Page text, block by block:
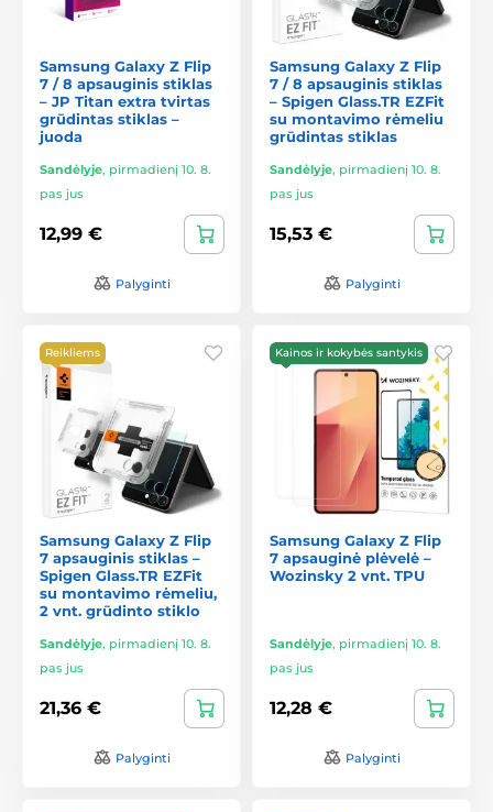
Samsung Galaxy Z Flip
7 / 8 apsauginis stiklas
– JP Titan extra tvirtas
grūdintas stiklas –
juoda
Sandėlyje, pirmadienį 10. 8.
pas jus
12,99 €
Palyginti
Samsung Galaxy Z Flip
7 / 8 apsauginis stiklas
– Spigen Glass.TR EZFit
su montavimo rėmeliu
grūdintas stiklas
Sandėlyje, pirmadienį 10. 8.
pas jus
15,53 €
Palyginti
Reikliems
Samsung Galaxy Z Flip
7 apsauginis stiklas –
Spigen Glass.TR EZFit
su montavimo rėmeliu,
2 vnt. grūdinto stiklo
Sandėlyje, pirmadienį 10. 8.
pas jus
21,36 €
Palyginti
Kainos ir kokybės santykis
Samsung Galaxy Z Flip
7 apsauginė plėvelė –
Wozinsky 2 vnt. TPU
Sandėlyje, pirmadienį 10. 8.
pas jus
12,28 €
Palyginti